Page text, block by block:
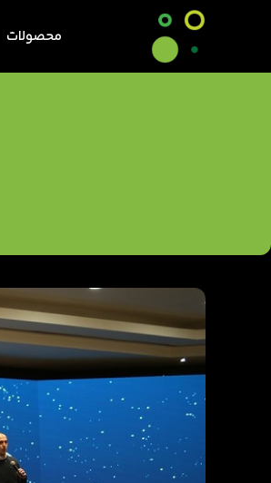
محصولات